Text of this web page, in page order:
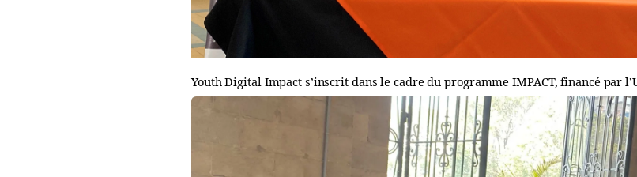
Youth Digital Impact s’inscrit dans le cadre du programme IMPACT, financé par